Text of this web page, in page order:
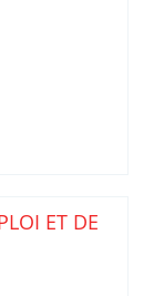
ET DE